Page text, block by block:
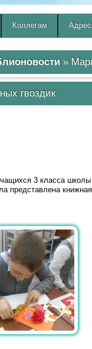
Коллегам
»
гвоздик
3 класса
представлена